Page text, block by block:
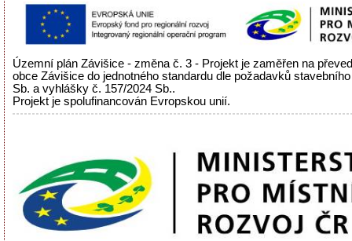
Územní plán Závišice - změna č. 3 - Projekt je zaměřen na
obce Závišice do jednotného standardu dle požadavků
Sb. a vyhlášky č. 157/2024 Sb..
Projekt je spolufinancován Evropskou unií.